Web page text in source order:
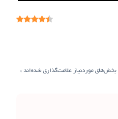
بخش‌های موردنیاز علامت‌گذاری شده‌اند *